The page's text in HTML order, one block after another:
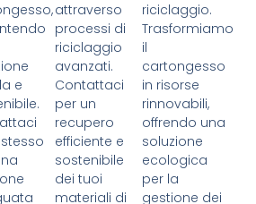
e
attraverso
processi di
riciclaggio
avanzati.
Contattaci
per un
recupero
efficiente e
sostenibile
dei tuoi
materiali di
riciclaggio.
Trasformiamo
il
cartongesso
in risorse
rinnovabili,
offrendo una
soluzione
ecologica
per la
gestione dei